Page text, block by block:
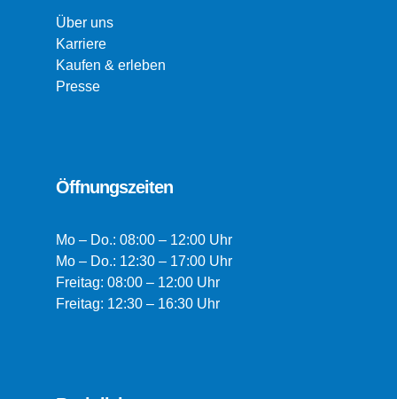
Über uns
Karriere
Kaufen & erleben
Presse
Öffnungszeiten
Mo – Do.: 08:00 – 12:00 Uhr
Mo – Do.: 12:30 – 17:00 Uhr
Freitag: 08:00 – 12:00 Uhr
Freitag: 12:30 – 16:30 Uhr